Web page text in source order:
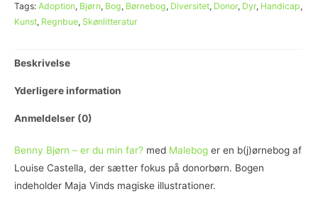
Tags: Adoption, Bjørn, Bog, Børnebog, Diversitet, Donor, Dyr, Handicap,
Kunst, Regnbue, Skønlitteratur
Beskrivelse
Yderligere information
Anmeldelser (0)
Benny Bjørn – er du min far? med Malebog er en b(j)ørnebog af
Louise Castella, der sætter fokus på donorbørn. Bogen
indeholder Maja Vinds magiske illustrationer.